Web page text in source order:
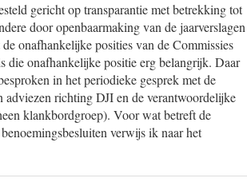
gericht op transparantie met betrekking tot
door openbaarmaking van de jaarverslagen
onafhankelijke posities van de Commissies
die onafhankelijke positie erg belangrijk. Daar
in het periodieke gesprek met de
adviezen richting DJI en de verantwoordelijke
klankbordgroep). Voor wat betreft de
verwijs ik naar het